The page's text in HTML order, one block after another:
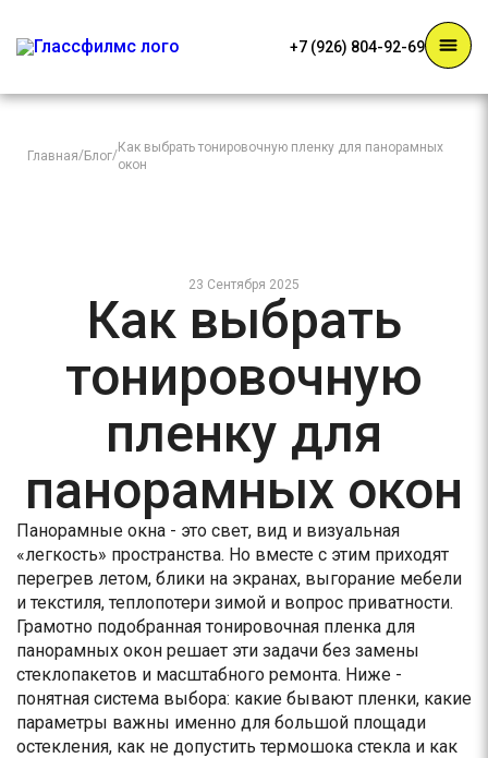
+7 (926) 804-92-69
Главная/Блог/Как выбрать тонировочную пленку для панорамных
окон
23 Сентября 2025
Как выбрать
тонировочную
пленку для
панорамных окон
Панорамные окна - это свет, вид и визуальная
«легкость» пространства. Но вместе с этим приходят
перегрев летом, блики на экранах, выгорание мебели
и текстиля, теплопотери зимой и вопрос приватности.
Грамотно подобранная тонировочная пленка для
панорамных окон решает эти задачи без замены
стеклопакетов и масштабного ремонта. Ниже -
понятная система выбора: какие бывают пленки, какие
параметры важны именно для большой площади
остекления, как не допустить термошока стекла и как